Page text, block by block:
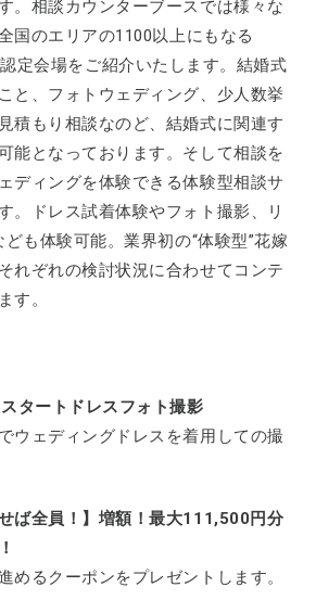
。相談カウンターブースでは様々な
国のエリアの1100以上にもなる
認定会場をご紹介いたします。結婚式
と、フォトウェディング、少人数挙
積もり相談なのど、結婚式に関連す
能となっております。そして相談を
ディングを体験できる体験型相談サ
。ドレス試着体験やフォト撮影、リ
も体験可能。業界初の“体験型”花嫁
れぞれの検討状況に合わせてコンテ
す。
タートドレスフォト撮影
ウェディングドレスを着用しての撮
ば全員！】増額！最大111,500円分
めるクーポンをプレゼントします。